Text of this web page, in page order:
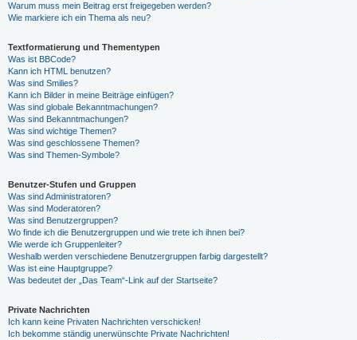
Warum muss mein Beitrag erst freigegeben werden?
Wie markiere ich ein Thema als neu?
Textformatierung und Thementypen
Was ist BBCode?
Kann ich HTML benutzen?
Was sind Smilies?
Kann ich Bilder in meine Beiträge einfügen?
Was sind globale Bekanntmachungen?
Was sind Bekanntmachungen?
Was sind wichtige Themen?
Was sind geschlossene Themen?
Was sind Themen-Symbole?
Benutzer-Stufen und Gruppen
Was sind Administratoren?
Was sind Moderatoren?
Was sind Benutzergruppen?
Wo finde ich die Benutzergruppen und wie trete ich ihnen bei?
Wie werde ich Gruppenleiter?
Weshalb werden verschiedene Benutzergruppen farbig dargestellt?
Was ist eine Hauptgruppe?
Was bedeutet der „Das Team“-Link auf der Startseite?
Private Nachrichten
Ich kann keine Privaten Nachrichten verschicken!
Ich bekomme ständig unerwünschte Private Nachrichten!